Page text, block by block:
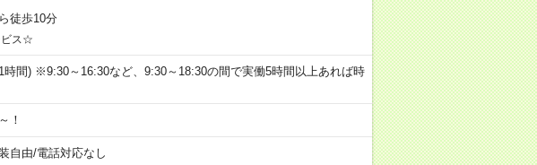
徒歩10分
ビス☆
間) ※9:30～16:30など、9:30～18:30の間で実働5時間以上あれば時
！
自由/電話対応なし